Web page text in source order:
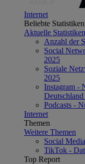
Internet
Beliebte Statistiken
Aktuelle Statistiken
Anzahl der
Social
2025
Soziale
2025
Instagram -
Podcasts -
Internet
Themen
Weitere Themen
Social
TikTok -
Top Report